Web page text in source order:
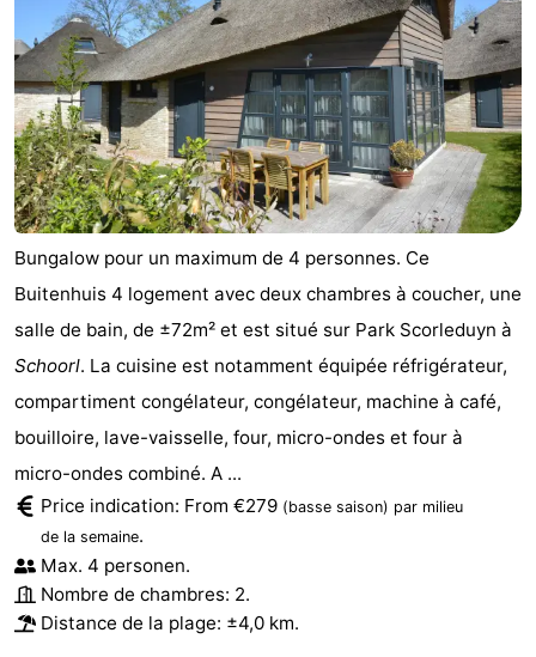
Bungalow pour un maximum de 4 personnes. Ce
Buitenhuis 4 logement avec deux chambres à coucher, une
salle de bain, de ±72m² et est situé sur Park Scorleduyn à
Schoorl. La cuisine est notamment équipée réfrigérateur,
compartiment congélateur, congélateur, machine à café,
bouilloire, lave-vaisselle, four, micro-ondes et four à
micro-ondes combiné. A ...
Price indication: From €279 (basse saison) par milieu
de la semaine.
Max. 4 personen.
Nombre de chambres: 2.
Distance de la plage: ±4,0 km.